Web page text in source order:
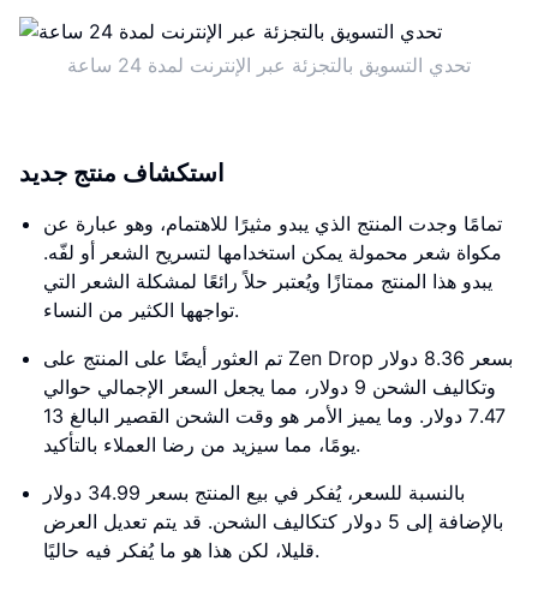
تحدي التسويق بالتجزئة عبر الإنترنت لمدة 24 ساعة
استكشاف منتج جديد
تمامًا وجدت المنتج الذي يبدو مثيرًا للاهتمام، وهو عبارة عن
مكواة شعر محمولة يمكن استخدامها لتسريح الشعر أو لفّه.
يبدو هذا المنتج ممتازًا ويُعتبر حلاً رائعًا لمشكلة الشعر التي
تواجهها الكثير من النساء.
تم العثور أيضًا على المنتج على Zen Drop بسعر 8.36 دولار
وتكاليف الشحن 9 دولار، مما يجعل السعر الإجمالي حوالي
7.47 دولار. وما يميز الأمر هو وقت الشحن القصير البالغ 13
يومًا، مما سيزيد من رضا العملاء بالتأكيد.
بالنسبة للسعر، يُفكر في بيع المنتج بسعر 34.99 دولار
بالإضافة إلى 5 دولار كتكاليف الشحن. قد يتم تعديل العرض
قليلا، لكن هذا هو ما يُفكر فيه حاليًا.